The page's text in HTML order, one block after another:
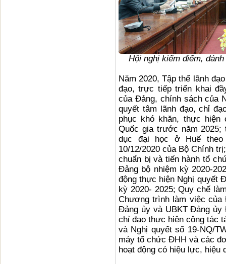
Hội nghị kiểm điểm,
Năm 2020, Tập thể lãnh
đạo, trực tiếp triển khai
của Đảng, chính sách của
quyết tâm lãnh đạo, chỉ
phục khó khăn, thực
Quốc gia trước năm
dục đại học ở Huế theo
10/12/2020 của Bộ Chính
chuẩn bị và tiến hành tổ
Đảng bộ nhiệm kỳ 2020-
động thực hiện Nghị quyết
kỳ 2020- 2025; Quy chế
Chương trình làm việc
Đảng ủy và UBKT Đảng ủy
chỉ đạo thực hiện công tác
và Nghị quyết số 19-NQ/
máy tổ chức ĐHH và các
hoạt động có hiệu lực, hiệu